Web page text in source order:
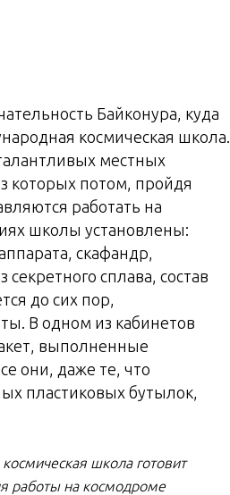
Байконура, куда
космическая школа.
местных
которых потом, пройдя
работать на
школы установлены:
скафандр,
сплава, состав
до сих пор,
В одном из кабинетов
выполненные
они, даже те, что
пластиковых бутылок,
школа готовит
работы на космодроме